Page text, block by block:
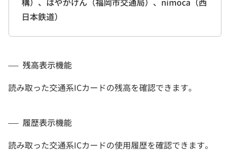
日本鉄道）
残高表示機能
読み取った交通系ICカードの残高を確認できます。
履歴表示機能
読み取った交通系ICカードの使用履歴を確認できます。